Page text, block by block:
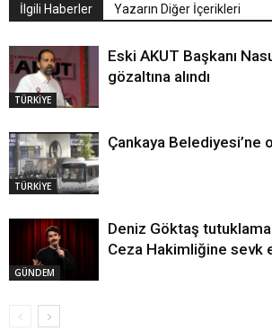
İlgili Haberler Yazarın Diğer İçerikleri
TÜRKİYE
Eski AKUT Başkanı
gözaltına alındı
TÜRKİYE
Çankaya Belediyesi’ne
GÜNDEM
Deniz Göktaş
Ceza Hakimliğine sevk